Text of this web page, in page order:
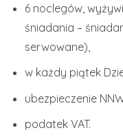
6 noclegów,
śniadania –
serwowane),
w każdy piątek
ubezpieczenie
podatek VAT.